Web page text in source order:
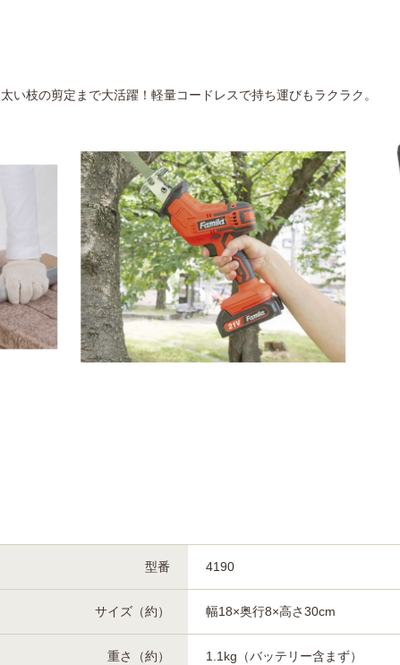
い枝の剪定まで大活躍！軽量コードレスで持ち運びもラクラク。
型番 4190
サイズ（約） 幅18×奥行8×高さ30cm
重さ（約） 1.1kg（バッテリー含まず）